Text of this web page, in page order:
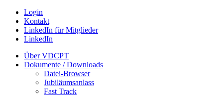
Login
Kontakt
LinkedIn für Mitglieder
LinkedIn
Über VDCPT
Dokumente / Downloads
Datei-Browser
Jubiläumsanlass
Fast Track